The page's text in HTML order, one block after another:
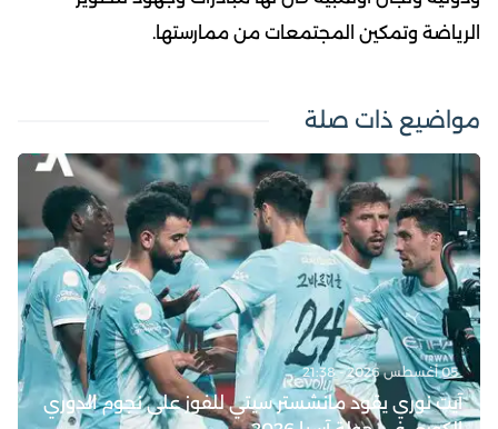
الرياضة وتمكين المجتمعات من ممارستها.
مواضيع ذات صلة
05 أغسطس 2026 - 21:38
آيت نوري يقود مانشستر سيتي للفوز على نجوم الدوري